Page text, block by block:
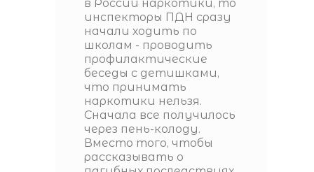
в России наркотики, то
инспекторы ПДН сразу
начали ходить по
школам - проводить
профилактические
беседы с детишками,
что принимать
наркотики нельзя.
Сначала все получилось
через пень-колоду.
Вместо того, чтобы
рассказывать о